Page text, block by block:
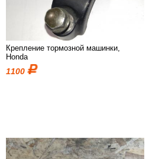
Крепление тормозной машинки,
Honda
1100